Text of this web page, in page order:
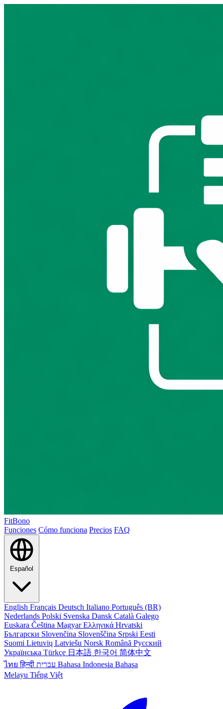
FitBono
Funciones Cómo funciona Precios FAQ
Español
English Français Deutsch Italiano Português (BR)
Nederlands Polski Svenska Dansk Català Galego
Euskara Čeština MagyarΕλληνικά Hrvatski
Български Slovenčina Slovenščina Srpski Eesti
Suomi Lietuvių Latviešu Norsk Română Русский
Українська Türkçe 日本語 한국어 简体中文
ไทยहिन्दी Bahasa Indonesia Bahasa
Melayu Tiếng Việt